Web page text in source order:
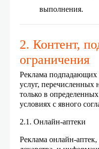
выполнения.
2. Контент,
ограничения
Реклама подпадающих
услуг, перечисленных
только в
условиях с явного
2.1. Онлайн-аптеки
Реклама онлайн-